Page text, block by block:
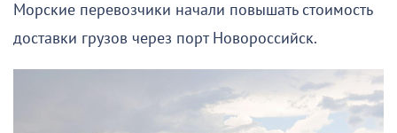
Морские перевозчики начали повышать стоимость
доставки грузов через порт Новороссийск.